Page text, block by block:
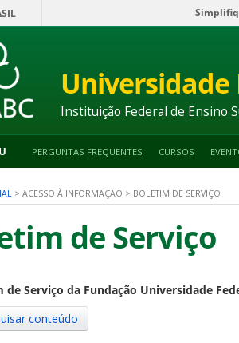
para
2
Ir
Universidade
Instituição Federal de Ensino
PERGUNTAS FREQUENTES CURSOS
> ACESSO À INFORMAÇÃO > BOLETIM DE SERVIÇO
de Serviço
de Serviço da Fundação Universidade
conteúdo